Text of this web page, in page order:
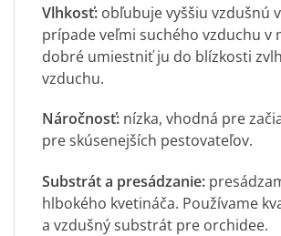
Vlhkosť: obľubuje vyššiu vzdušnú
prípade veľmi suchého vzduchu v
dobré umiestniť ju do blízkosti
vzduchu.
Náročnosť: nízka, vhodná pre
pre skúsenejších pestovateľov.
Substrát a presádzanie:
hlbokého kvetináča. Používame
a vzdušnýsubstrát pre orchidee.